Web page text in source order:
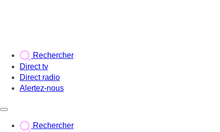
Rechercher
Direct tv
Direct radio
Alertez-nous
Rechercher